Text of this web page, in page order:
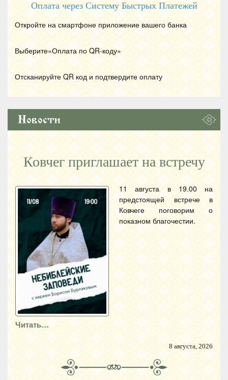
Оплата через Систему Быстрых Платежей
Откройте на смартфоне приложение вашего банка
Выберите«Оплата по QR-коду»
Отсканируйте QR код и подтвердите оплату
Новости
Ковчег приглашает на встречу
11 августа в 19.00 на
предстоящей встрече в
Ковчеге поговорим о
показном благочестии.
Читать…
8 августа, 2026